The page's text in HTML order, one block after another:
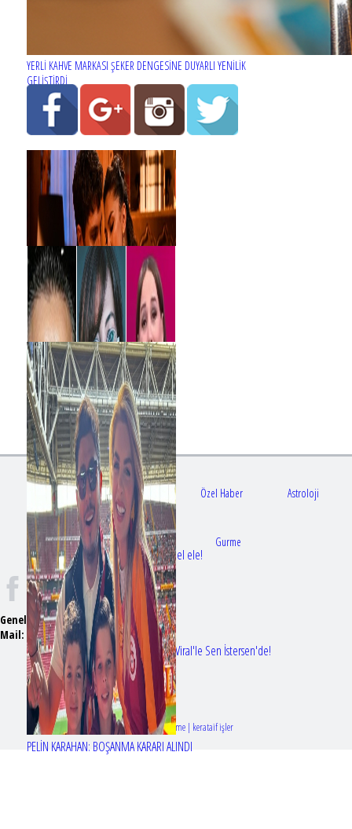
YERLİ KAHVE MARKASI ŞEKER DENGESİNE DUYARLI YENİLİK
GELİŞTİRDİ
Bir dizi aşkı daha gerçek oldu: Sette el ele!
Erol Köse'nin mektupları ilk kez Nur Viral'le Sen İstersen'de!
PELİN KARAHAN: BOŞANMA KARARI ALINDI
Gündem Sağlık Özel Haber Astroloji
Doktorlar Gurme
Genel Yayın Yönetmeni:Seyhan Erdağ
Mail:
emizmagazin@gmail.com
Tasarım & Geliştirme | kerataif işler